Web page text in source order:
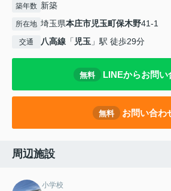
築年数 新築
所在地 埼玉県本庄市児玉町保木野41-1
交通 八高線 「 児玉 」駅 徒歩29分
無料 LINEからお問い
無料 お問い合わ
周辺施設
小学校